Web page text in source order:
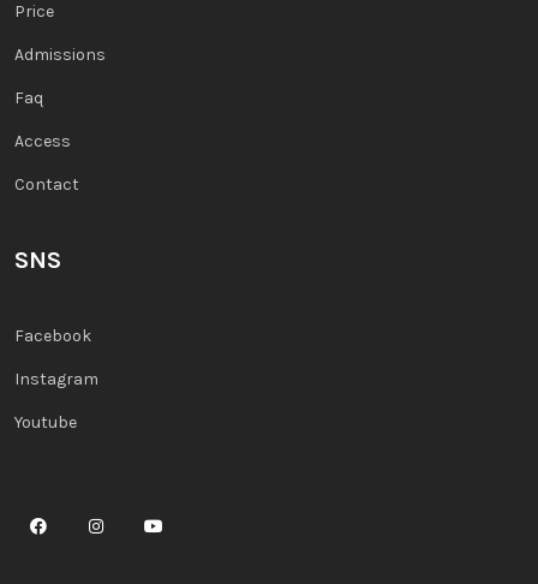
Price
Admissions
Faq
Access
Contact
SNS
Facebook
Instagram
Youtube